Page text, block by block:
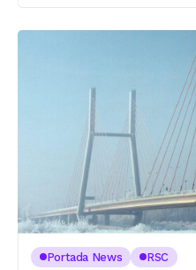
Portada News RSC